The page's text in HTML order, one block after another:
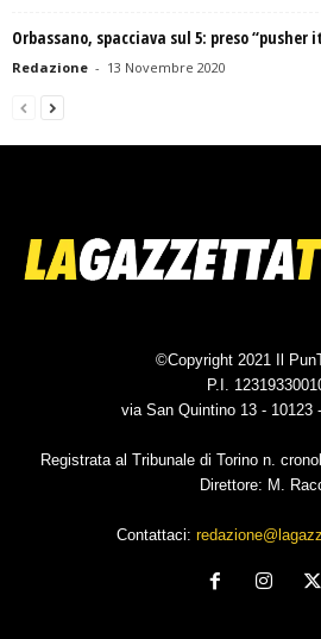
Orbassano, spacciava sul 5: preso
Redazione - 13 Novembre 2020
©Copyright 2021 Il
P.I.
via San Quintino 13 - 10123
Registrata al Tribunale di Torino n.
Direttore: M.
Contattaci: